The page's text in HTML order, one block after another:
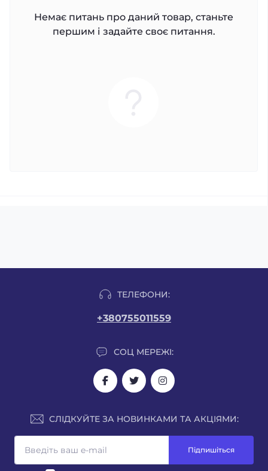
Немає питань про даний товар, станьте
першим і задайте своє питання.
ТЕЛЕФОНИ:
+380755011559
СОЦ МЕРЕЖІ:
СЛІДКУЙТЕ ЗА НОВИНКАМИ ТА АКЦІЯМИ:
Підпишіться